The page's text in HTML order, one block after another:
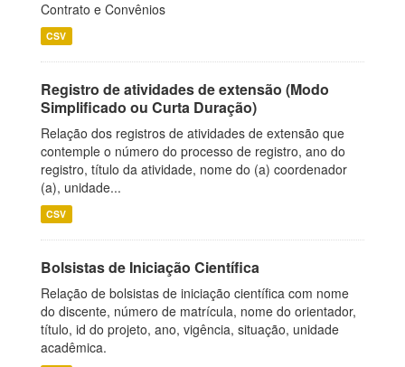
Contrato e Convênios
CSV
Registro de atividades de extensão (Modo
Simplificado ou Curta Duração)
Relação dos registros de atividades de extensão que
contemple o número do processo de registro, ano do
registro, título da atividade, nome do (a) coordenador
(a), unidade...
CSV
Bolsistas de Iniciação Científica
Relação de bolsistas de iniciação científica com nome
do discente, número de matrícula, nome do orientador,
título, id do projeto, ano, vigência, situação, unidade
acadêmica.